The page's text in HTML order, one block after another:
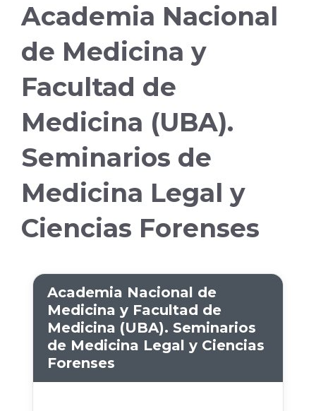
Academia Nacional
de Medicina y
Facultad de
Medicina (UBA).
Seminarios de
Medicina Legal y
Ciencias Forenses
Academia Nacional de
Medicina y Facultad de
Medicina (UBA). Seminarios
de Medicina Legal y Ciencias
Forenses